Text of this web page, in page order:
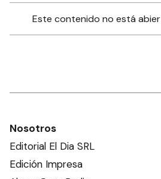
Este contenido no está
Nosotros
Editorial El Dia SRL
Edición Impresa